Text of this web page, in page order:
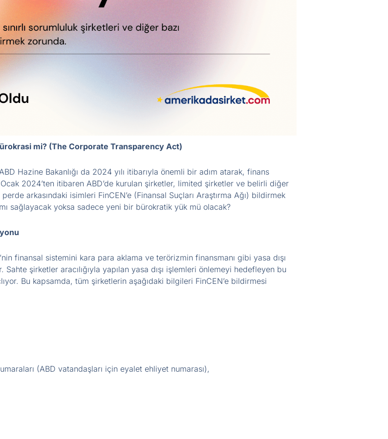
mi? (The Corporate Transparency Act)
Hazine Bakanlığı da 2024 yılı itibarıyla önemli bir adım atarak, finans
2024’ten itibaren ABD’de kurulan şirketler, limited şirketler ve belirli diğer
arkasındaki isimleri FinCEN’e (Finansal Suçları Araştırma Ağı) bildirmek
sağlayacak yoksa sadece yeni bir bürokratik yük mü olacak?
finansal sistemini kara para aklama ve terörizmin finansmanı gibi yasa dışı
şirketler aracılığıyla yapılan yasa dışı işlemleri önlemeyi hedefleyen bu
Bu kapsamda, tüm şirketlerin aşağıdaki bilgileri FinCEN’e bildirmesi
(ABD vatandaşları için eyalet ehliyet numarası),